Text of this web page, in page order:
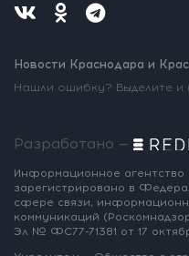
Новости Краснодара и
Нашли ошибку? Выделите и
Разработано —
Информационное агентство
зарегистрировано в
сфере связи,
коммуникаций
Эл № ФС77-71381 от 17